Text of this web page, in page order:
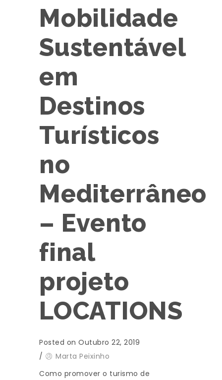
Mobilidade
Sustentável
em
Destinos
Turísticos
no
Mediterrâneo
– Evento
final
projeto
LOCATIONS
Posted on Outubro 22, 2019
/
Marta Peixinho
Como promover o turismo de